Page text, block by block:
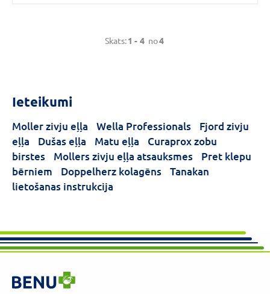
Skats:1 - 4 no4
Ieteikumi
Moller zivju eļļa Wella Professionals
Fjord zivju
eļļa
Dušas eļļa Matu eļļa
Curaprox zobu
birstes
Mollers zivju eļļa atsauksmes
Pret klepu
bērniem
Doppelherz kolagēns
Tanakan
lietošanas instrukcija